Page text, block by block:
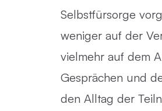
Selbstfürsorge
weniger auf der
vielmehr auf dem
Gesprächen und
den Alltag der